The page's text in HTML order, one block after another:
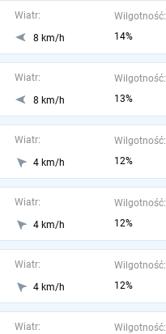
Wiatr:
8 km/h
Wilgotność:
14%
Wiatr:
8 km/h
Wilgotność:
13%
Wiatr:
4 km/h
Wilgotność:
12%
Wiatr:
4 km/h
Wilgotność:
12%
Wiatr:
4 km/h
Wilgotność:
12%
Wiatr:
Wilgotność: